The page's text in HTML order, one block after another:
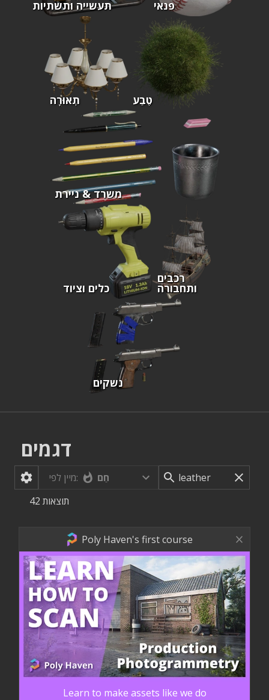
תעשייה ותשתיות פנאי
תְאוּרָה טֶבַע
משרד & ניירת
כלים וציוד
רכבים
ותחבורה
נשקים
דגמים
מיין לפי:
חַם
42 תוצאות
Poly Haven's first course
Learn to make assets like we do